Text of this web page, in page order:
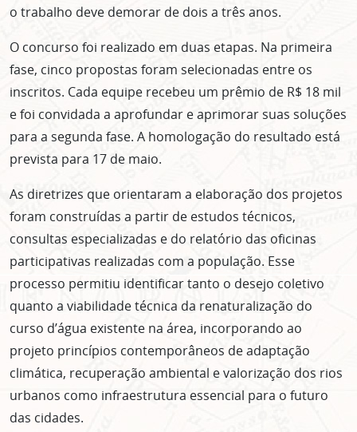
o trabalho deve demorar de dois a três anos.
O concurso foi realizado em duas etapas. Na primeira
fase, cinco propostas foram selecionadas entre os
inscritos. Cada equipe recebeu um prêmio de R$ 18 mil
e foi convidada a aprofundar e aprimorar suas soluções
para a segunda fase. A homologação do resultado está
prevista para 17 de maio.
As diretrizes que orientaram a elaboração dos projetos
foram construídas a partir de estudos técnicos,
consultas especializadas e do relatório das oficinas
participativas realizadas com a população. Esse
processo permitiu identificar tanto o desejo coletivo
quanto a viabilidade técnica da renaturalização do
curso d’água existente na área, incorporando ao
projeto princípios contemporâneos de adaptação
climática, recuperação ambiental e valorização dos rios
urbanos como infraestrutura essencial para o futuro
das cidades.